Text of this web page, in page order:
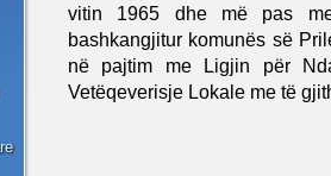
vitin 1965 dhe më pas
bashkangjitur komunës së
në pajtim me Ligjin për
Vetëqeverisje Lokale me të